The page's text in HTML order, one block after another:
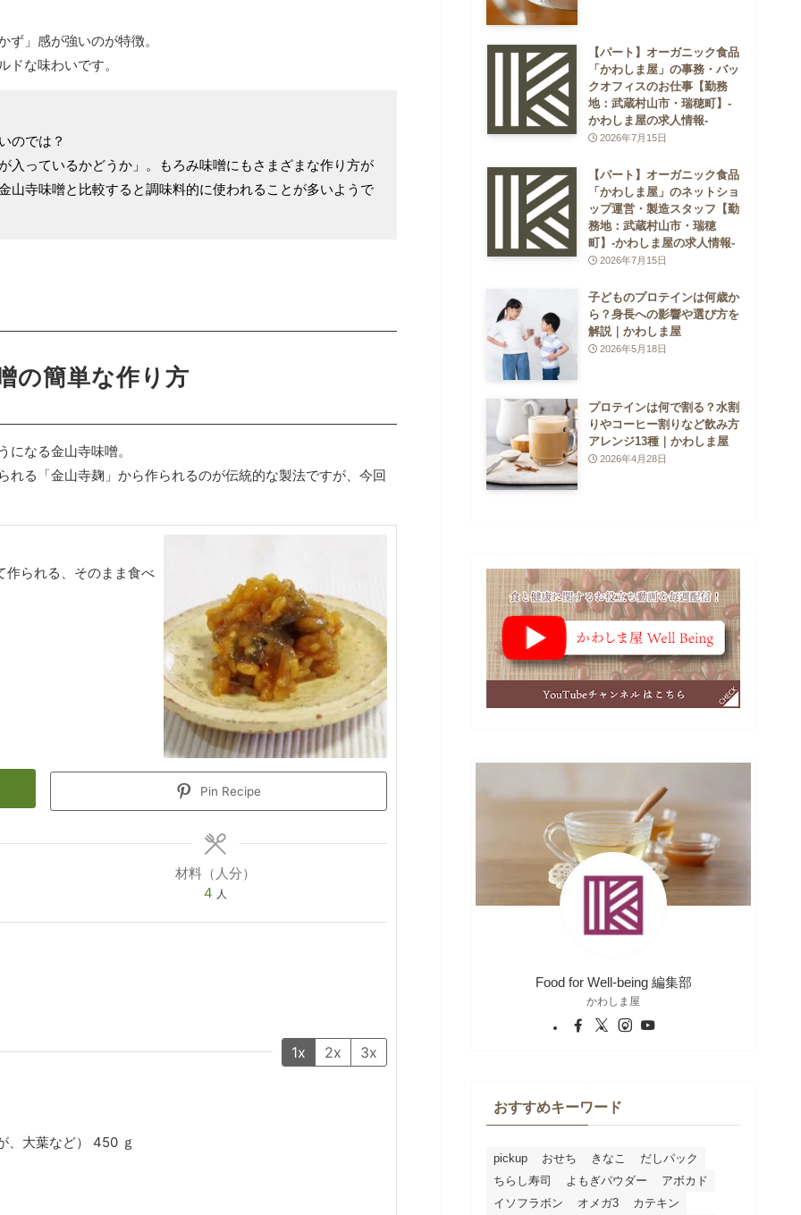
」感が強いのが特徴。
ドな味わいです。
のでは？
入っているかどうか」。もろみ味噌にもさまざまな作り方が
山寺味噌と比較すると調味料的に使われることが多いようで
の簡単な作り方
になる金山寺味噌。
る「金山寺麹」から作られるのが伝統的な製法ですが、今回
作られる、そのまま食べ
Pin Recipe
材料（人分）
4 人
1x 2x 3x
大葉など） 450 ｇ
【パート】オーガニック食品
「かわしま屋」の事務・バッ
クオフィスのお仕事【勤務
地：武蔵村山市・瑞穂町】-
かわしま屋の求人情報-
2026年7月15日
【パート】オーガニック食品
「かわしま屋」のネットショ
ップ運営・製造スタッフ【勤
務地：武蔵村山市・瑞穂
町】-かわしま屋の求人情報-
2026年7月15日
子どものプロテインは何歳か
ら？身長への影響や選び方を
解説｜かわしま屋
2026年5月18日
プロテインは何で割る？水割
りやコーヒー割りなど飲み方
アレンジ13種｜かわしま屋
2026年4月28日
Food for Well-being 編集部
かわしま屋
おすすめキーワード
pickup おせち きなこ
だしパック
ちらし寿司
よもぎパウダー
アボカド
イソフラボン
オメガ3 カテキン